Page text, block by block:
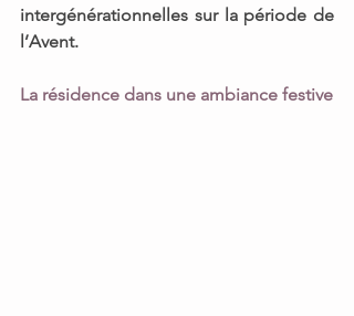
intergénérationnelles sur la période de
l’Avent.